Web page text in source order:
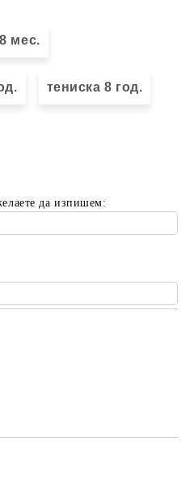
мес.
тениска 8 год.
да изпишем: